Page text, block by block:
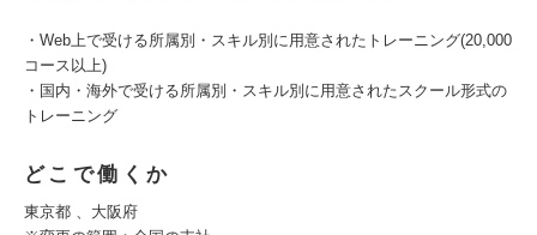
・Web上で受ける所属別・スキル別に用意されたトレーニング(20,000
コース以上)
・国内・海外で受ける所属別・スキル別に用意されたスクール形式の
トレーニング
どこで働くか
東京都 、大阪府